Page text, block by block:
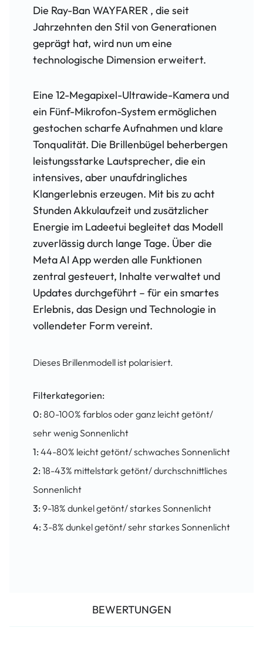
Die Ray-Ban WAYFARER , die seit
Jahrzehnten den Stil von Generationen
geprägt hat, wird nun um eine
technologische Dimension erweitert.
Eine 12-Megapixel-Ultrawide-Kamera und
ein Fünf-Mikrofon-System ermöglichen
gestochen scharfe Aufnahmen und klare
Tonqualität. Die Brillenbügel beherbergen
leistungsstarke Lautsprecher, die ein
intensives, aber unaufdringliches
Klangerlebnis erzeugen. Mit bis zu acht
Stunden Akkulaufzeit und zusätzlicher
Energie im Ladeetui begleitet das Modell
zuverlässig durch lange Tage. Über die
Meta AI App werden alle Funktionen
zentral gesteuert, Inhalte verwaltet und
Updates durchgeführt – für ein smartes
Erlebnis, das Design und Technologie in
vollendeter Form vereint.
Dieses Brillenmodell ist polarisiert.
Filterkategorien:
0: 80-100% farblos oder ganz leicht getönt/
sehr wenig Sonnenlicht
1: 44-80% leicht getönt/ schwaches Sonnenlicht
2: 18-43% mittelstark getönt/ durchschnittliches
Sonnenlicht
3: 9-18% dunkel getönt/ starkes Sonnenlicht
4: 3-8% dunkel getönt/ sehr starkes Sonnenlicht
BEWERTUNGEN